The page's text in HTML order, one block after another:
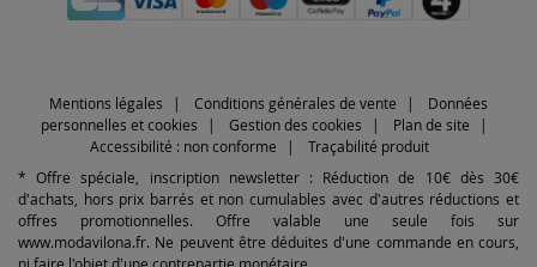
Mentions légales Conditions générales de vente
Données
personnelles et cookies
Gestion des cookies
Plan de site
Accessibilité : non conforme
Traçabilité produit
* Offre spéciale, inscription newsletter : Réduction de 10€ dès 30€
d'achats, hors prix barrés et non cumulables avec d'autres réductions et
offres promotionnelles. Offre valable une seule fois sur
www.modavilona.fr. Ne peuvent être déduites d'une commande en cours,
ni faire l'objet d'une contrepartie monétaire.